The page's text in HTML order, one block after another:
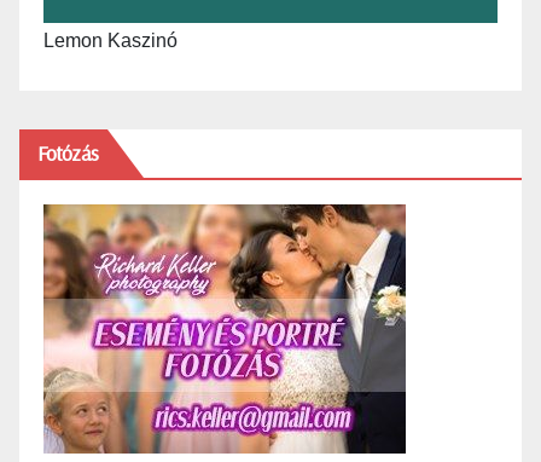
Lemon Kaszinó
Fotózás